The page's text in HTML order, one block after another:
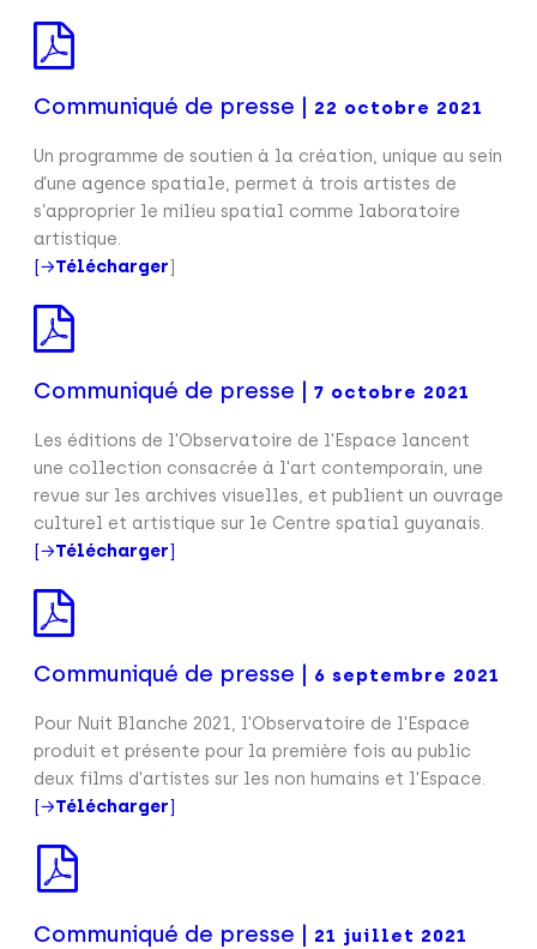
Communiqué de presse | 22 octobre 2021
Un programme de soutien à la création, unique au sein
d’une agence spatiale, permet à trois artistes de
s’approprier le milieu spatial comme laboratoire
artistique.
[→Télécharger]
Communiqué de presse | 7 octobre 2021
Les éditions de l'Observatoire de l'Espace lancent
une collection consacrée à l'art contemporain, une
revue sur les archives visuelles, et publient un ouvrage
culturel et artistique sur le Centre spatial guyanais.
[→Télécharger]
Communiqué de presse | 6 septembre 2021
Pour Nuit Blanche 2021, l'Observatoire de l'Espace
produit et présente pour la première fois au public
deux films d'artistes sur les non humains et l'Espace.
[→Télécharger]
Communiqué de presse | 21 juillet 2021